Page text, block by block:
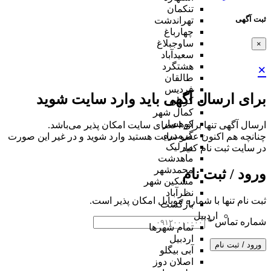
ثبت آگهی
×
×
برای ارسال آگهی باید وارد سایت شوید
ارسال آگهی تنها برای اعضای سایت امکان پذیر می‌باشد.
چنانچه هم‌ اکنون عضو سایت هستید وارد شوید و در غیر این صورت
در سایت ثبت نام کنید
ورود / ثبت نام
ثبت نام تنها با شماره موبایل امکان پذیر است.
شماره تماس*
ورود / ثبت نام
تنکمان
تهراندشت
چهارباغ
ساوجبلاغ
سعیدآباد
هشتگرد
طالقان
فردیس
کردان
کمال شهر
کوهسار
گرمدره
مارلیک
ماهدشت
محمدشهر
مشکین شهر
نظرآباد
بازگشت
اردبیل
تمام شهر‌ها
اردبیل
آبی بیگلو
اصلان دوز